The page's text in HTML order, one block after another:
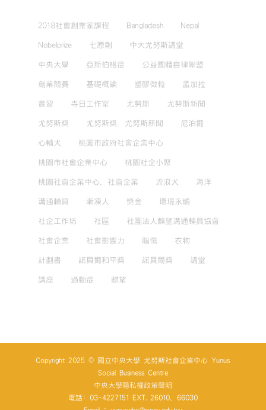
2018社會創業家課程 Bangladesh Nepal
Nobelprize 七原則 中大尤努斯講堂
中央大學 亞斯伯格症 公益團體自律聯盟
創業競賽 基礎概論 塑膠微粒 孟加拉
實習 寺日工作室 尤努斯 尤努斯新聞
尤努斯獎 尤努斯獎，尤努斯新聞 尼泊爾
心輔犬 桃園市政府社會企業中心
桃園市社會企業中心 桃園社企小聚
桃園社會企業中心，社會企業 流浪犬 海洋
溝通輔具 漸凍人 獎金 環境永續
社企工作坊 社區 社團法人麒望溝通輔具協會
社會企業 社會影響力 腦傷 衣物
計劃書 諾貝爾和平獎 諾貝爾獎 講堂
講座 過動症 麒望
Copyright 2025 © 國立中央大學 尤努斯社會企業中心 Yunus
Social Business Centre
中央大學隱私權政策聲明
電話: 03-4227151 EXT. 26010、66030